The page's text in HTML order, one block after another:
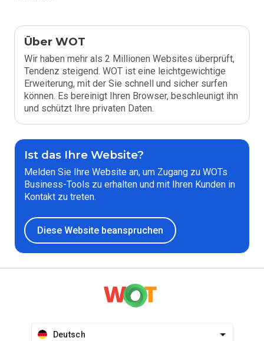
Über WOT
Wir haben mehr als 2 Millionen Websites überprüft,
Tendenz steigend. WOT ist eine leichtgewichtige
Erweiterung, mit der Sie schnell und sicher surfen
können. Es bereinigt Ihren Browser, beschleunigt ihn
und schützt Ihre privaten Daten.
Ist das Ihre Website?
Melden Sie Ihre Website an, um Zugang zu WOTs
Business-Tools zu erhalten und mit Ihren Kunden in
Kontakt zu treten.
Diese Website beanspruchen
Deutsch